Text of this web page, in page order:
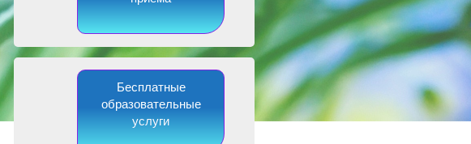
Бесплатные
образовательные
услуги